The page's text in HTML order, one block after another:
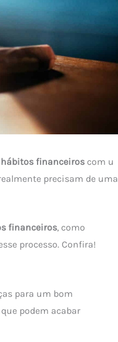
hábitos financeiros com u
precisam de uma
financeiros, como
processo. Confira!
para um bom
podem acabar